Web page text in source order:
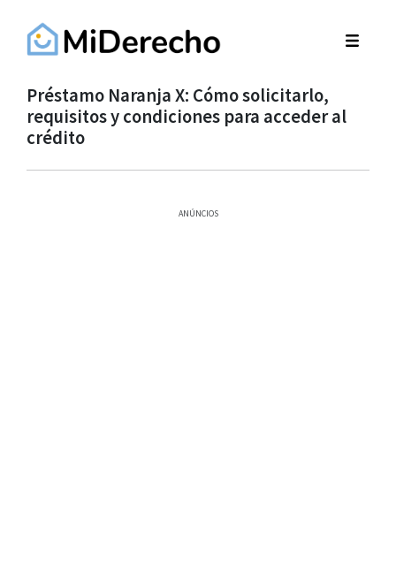
Préstamo Naranja X: Cómo solicitarlo,
requisitos y condiciones para acceder al
crédito
ANÚNCIOS